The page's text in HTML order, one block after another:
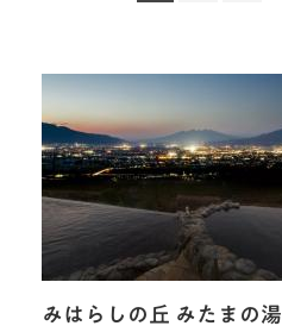
みはらしの丘 みたまの湯